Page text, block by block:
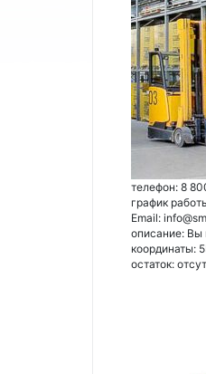
телефон: 8
график
Email:
описание: Вы
координаты:
остаток: